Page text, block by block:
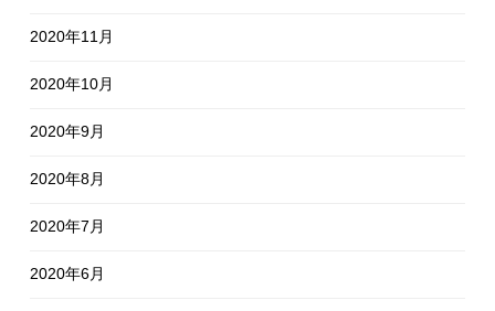
2020年11月
2020年10月
2020年9月
2020年8月
2020年7月
2020年6月